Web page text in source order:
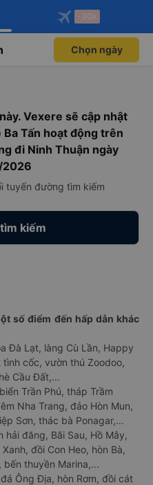
ngay!
viên độc
Mở app
máy bay qua
Mở app
-30k
Chọn ngày
Vexere sẽ cập nhật
Tấn hoạt động trên
đi Ninh Thuận ngày
tuyến đường tìm kiếm
kiếm
số điểm đến hấp dẫn khác
Đà Lạt, làng Cù Lần, Happy
tình cốc, vườn thú Zoodoo,
Cầu Đất,...
Trần Phú, tháp Trầm
Nha Trang, đảo Hòn Mun,
Sơn, thác bà Ponagar,...
hải đăng, Bãi Sau, Hồ Mây,
đồi Con Heo, hòn Bà,
thuyền Marina,...
đá Ông Địa, hòn Rơm, đồi cát